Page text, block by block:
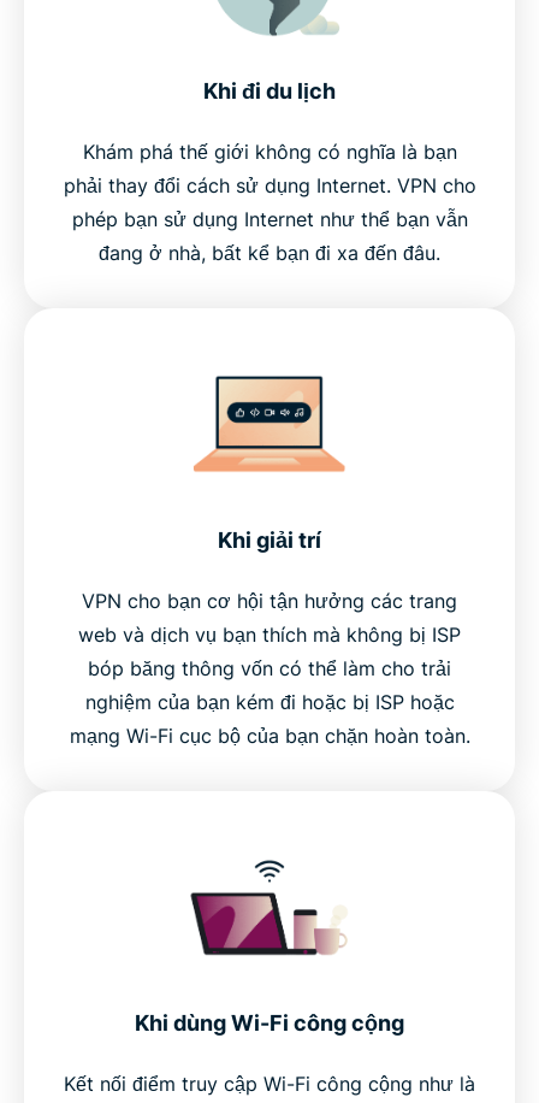
Khi đi du lịch
Khám phá thế giới không có nghĩa là bạn
phải thay đổi cách sử dụng Internet. VPN cho
phép bạn sử dụng Internet như thể bạn vẫn
đang ở nhà, bất kể bạn đi xa đến đâu.
Khi giải trí
VPN cho bạn cơ hội tận hưởng các trang
web và dịch vụ bạn thích mà không bị ISP
bóp băng thông vốn có thể làm cho trải
nghiệm của bạn kém đi hoặc bị ISP hoặc
mạng Wi-Fi cục bộ của bạn chặn hoàn toàn.
Khi dùng Wi-Fi công cộng
Kết nối điểm truy cập Wi-Fi công cộng như là